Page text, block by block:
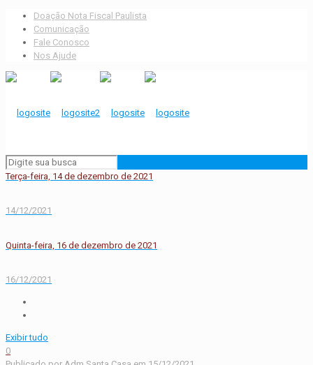
Doação Nota Fiscal Paulista
Comunicação
Fale Conosco
Nos Ajude
Terça-feira, 14 de dezembro de 2021
14/12/2021
Quinta-feira, 16 de dezembro de 2021
16/12/2021
Exibir tudo
0